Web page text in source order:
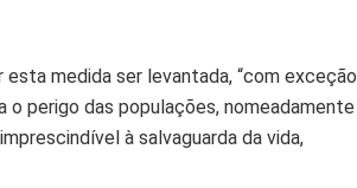
medida ser levantada, “com exceção
perigo das populações, nomeadamente
à salvaguarda da vida,